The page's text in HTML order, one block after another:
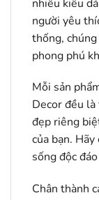
nhiều kiểu
người yêu
thống,
phong phú
Mỗi sản
Decor đều
đẹp riêng
của bạn.
sống độc
Chân thành